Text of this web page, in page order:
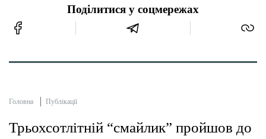
Поділитися у соцмережах
Головна Публікації
Трьохсотлітній “смайлик” пройшов до